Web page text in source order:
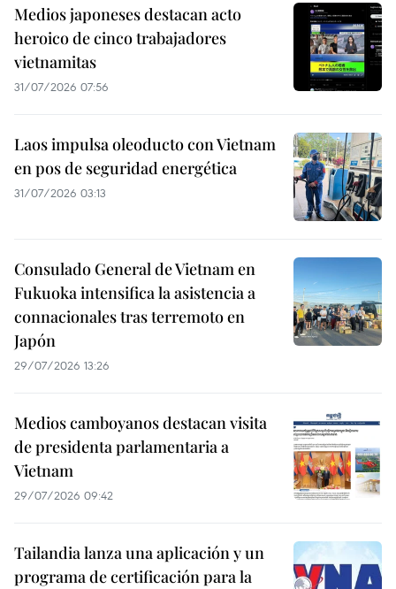
Medios japoneses destacan acto
heroico de cinco trabajadores
vietnamitas
31/07/2026 07:56
Laos impulsa oleoducto con Vietnam
en pos de seguridad energética
31/07/2026 03:13
Consulado General de Vietnam en
Fukuoka intensifica la asistencia a
connacionales tras terremoto en
Japón
29/07/2026 13:26
Medios camboyanos destacan visita
de presidenta parlamentaria a
Vietnam
29/07/2026 09:42
Tailandia lanza una aplicación y un
programa de certificación para la